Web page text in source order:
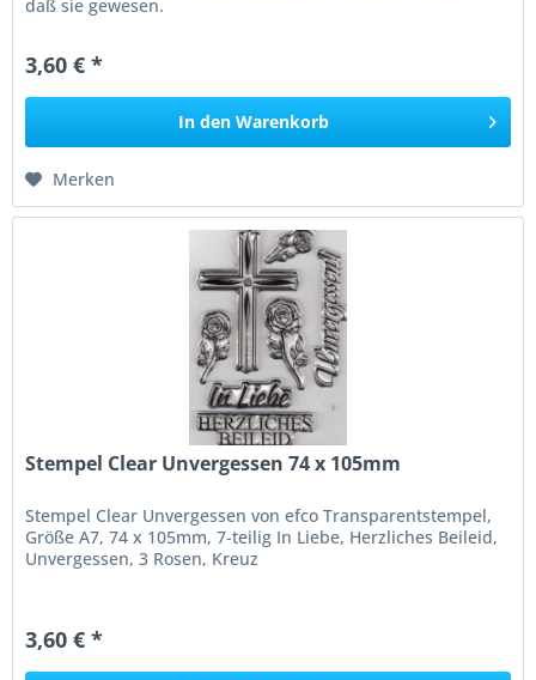
daß sie gewesen.
3,60 € *
In den Warenkorb
Merken
Stempel Clear Unvergessen 74 x 105mm
Stempel Clear Unvergessen von efco Transparentstempel,
Größe A7, 74 x 105mm, 7-teilig In Liebe, Herzliches Beileid,
Unvergessen, 3 Rosen, Kreuz
3,60 € *